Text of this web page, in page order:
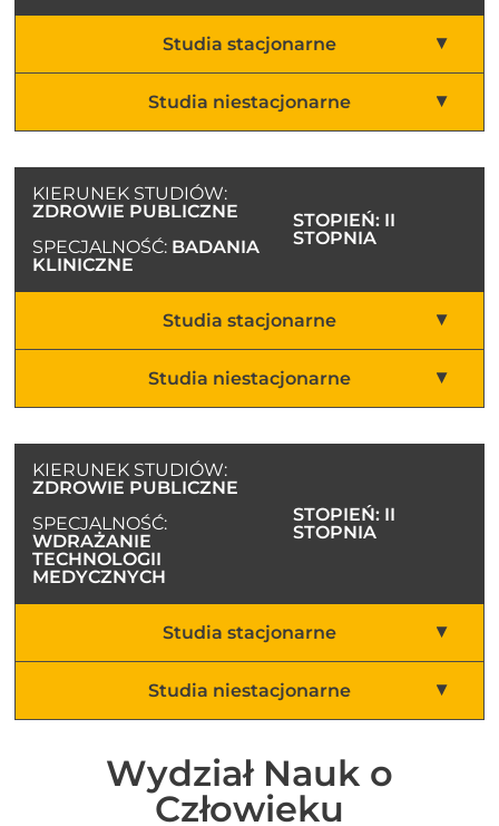
Studia stacjonarne
Studia niestacjonarne
KIERUNEK STUDIÓW:
ZDROWIE PUBLICZNE
SPECJALNOŚĆ: BADANIA
KLINICZNE
STOPIEŃ: II
STOPNIA
Studia stacjonarne
Studia niestacjonarne
KIERUNEK STUDIÓW:
ZDROWIE PUBLICZNE
SPECJALNOŚĆ:
WDRAŻANIE
TECHNOLOGII
MEDYCZNYCH
STOPIEŃ: II
STOPNIA
Studia stacjonarne
Studia niestacjonarne
Wydział Nauk o
Człowieku